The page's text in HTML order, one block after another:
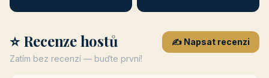
⭐ Recenze hostů
Zatím bez recenzí — buďte první!
✍️ Napsat recenzi